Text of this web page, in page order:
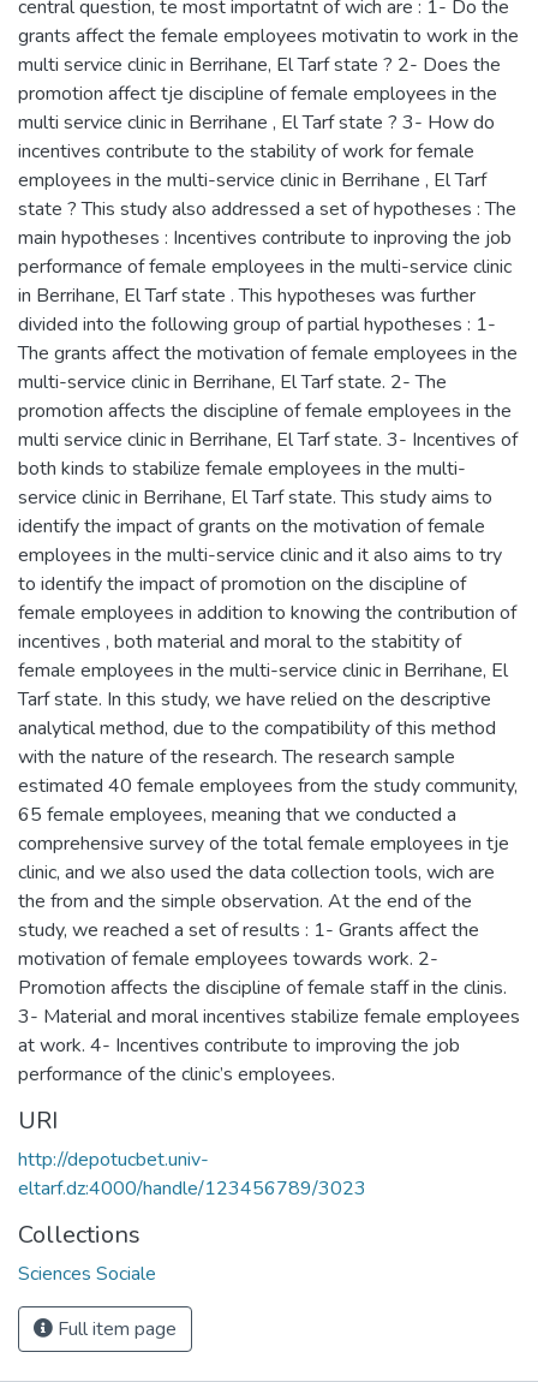
central question, te most importatnt of wich are : 1- Do the
grants affect the female employees motivatin to work in the
multi service clinic in Berrihane, El Tarf state ? 2- Does the
promotion affect tje discipline of female employees in the
multi service clinic in Berrihane , El Tarf state ? 3- How do
incentives contribute to the stability of work for female
employees in the multi-service clinic in Berrihane , El Tarf
state ? This study also addressed a set of hypotheses : The
main hypotheses : Incentives contribute to inproving the job
performance of female employees in the multi-service clinic
in Berrihane, El Tarf state . This hypotheses was further
divided into the following group of partial hypotheses : 1-
The grants affect the motivation of female employees in the
multi-service clinic in Berrihane, El Tarf state. 2- The
promotion affects the discipline of female employees in the
multi service clinic in Berrihane, El Tarf state. 3- Incentives of
both kinds to stabilize female employees in the multi-
service clinic in Berrihane, El Tarf state. This study aims to
identify the impact of grants on the motivation of female
employees in the multi-service clinic and it also aims to try
to identify the impact of promotion on the discipline of
female employees in addition to knowing the contribution of
incentives , both material and moral to the stabitity of
female employees in the multi-service clinic in Berrihane, El
Tarf state. In this study, we have relied on the descriptive
analytical method, due to the compatibility of this method
with the nature of the research. The research sample
estimated 40 female employees from the study community,
65 female employees, meaning that we conducted a
comprehensive survey of the total female employees in tje
clinic, and we also used the data collection tools, wich are
the from and the simple observation. At the end of the
study, we reached a set of results : 1- Grants affect the
motivation of female employees towards work. 2-
Promotion affects the discipline of female staff in the clinis.
3- Material and moral incentives stabilize female employees
at work. 4- Incentives contribute to improving the job
performance of the clinic’s employees.
URI
http://depotucbet.univ-
eltarf.dz:4000/handle/123456789/3023
Collections
Sciences Sociale
Full item page